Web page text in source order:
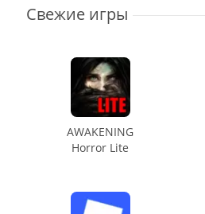
Свежие игры
AWAKENING
Horror Lite